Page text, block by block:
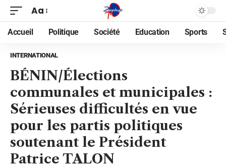
Aa
Accueil Politique Société Education Sports
INTERNATIONAL
BÉNIN/Élections
communales et municipales :
Sérieuses difficultés en vue
pour les partis politiques
soutenant le Président
Patrice TALON